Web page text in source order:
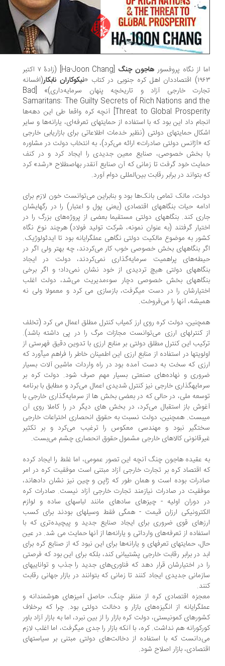
از نگاه پروفسورهاجون چنگ
[Ha-Joon Chang] (زادهٔ ۷ اکتبر
نیکوکاران نابکار(افسانه
تجارت خارجی آزاد و تاریخچه پنهان سرمایه‌داری)» [Bad
Samaritans: The Guilty Secrets of Rich Nations and
Threat to Global Prosperity] آنچه کره واقعا طی ‏این دهه‌ها
داد این بود که با استفاده از حمایت‏های تعرفه‏‌ای، یارانه‌ها و سایر
حمایت‏های دولتی (نظیر خدمات اطلاعاتی برای بازاریابی خارجی
«آژانس دولتی صادرات» ارائه‏ می‌کرد)، به انتخاب دولت در مشاوره
بخش خصوصی، صنایع معین‏ جدیدی را ایجاد کرد و در کنف
خود گرفت تا زمانی که آن صنایع آنقدر به‏اصطلاح «رشد» کرد
بتواند در برابر رقابت بین‌‏المللی دوام آورد.
مالک تمامی بانک‌ها بود و بنابراین می‌توانست خون لازم برای
حیات بنگاههای اقتصادی (یعنی پول و اعتبار) را در رگ‏هایشان
کند. بنگاههای دولتی مستقیما بعضی از پروژه‌های بزرگ را در
گرفتند (به ‏عنوان نمونه، شرکت تولید فولاد) هرچند نوع نگاه
به ‏موضوع مالکیت دولتی نگاهی عملگرایانه بود تا ایدئولوژیک.
بنگاههای ‏بخش خصوصی خوب کار می‌کردند، چه بهتر ولی اگر در
پراهمیت سرمایه‌گذاری نمی‌کردند، دولت در ایجاد
دولتی هیچ ‏تردیدی از خود نشان نمی‌داد؛ و اگر برخی
بخش خصوصی دچار سوءمدیریت می‌شد، دولت اغلب
را در دست می‏گرفت، بازسازی می کرد و معمولا ولی نه
آنها را می‌‏فروخت.
دولت کره روی ارز کمیاب کنترل مطلق اعمال می کرد (تخلف
کنترل‏های ارزی می‌توانست مجازات مرگ را در پی داشته باشد).
این ‏کنترل مطلق دولتی بر منابع ارزی با تدوین دقیق فهرستی از
در استفاده‏ از منابع ارزی این اطمینان خاطر را فراهم می‏آورد که
که سخت به دست ‏آمده بود در راه واردات ماشین آلات بسیار
و نهاده‌های صنعتی بسیار مهم صرف شود. دولت کره بر
خارجی نیز کنترل شدیدی اعمال‏ می‌کرد و مطابق با برنامه
ملی، در حالی که در بعضی بخش ها از سرمایه‏‌گذاری خارجی با
باز استقبال می‌کرد، در بخش های دیگر در را کاملا روی آن
همچنین، دولت نسبت به حقوق انحصاری اختراعات‏ خارجی
نبود و مهندسی معکوس را ترغیب می‌کرد و بر تکثیر
کالاهای خارجی مشمول حقوق انحصاری ‏چشم می‏‌بست.
عقیده هاجون چنگ آنچه این تصور عمومی، اما غلط را ایجاد کرده
اقتصاد کره بر تجارت‏ خارجی آزاد مبتنی است موفقیت کره در امر
بوده است و همان طور که ژاپن و چین نیز نشان داده‏اند،
در صادرات نیازمند تجارت خارجی ‏آزاد نیست. صادرات کره
دوران اولیه - چیزهای ساده‏ای مانند لباس‏های‏ ساده و لوازم
ارزان قیمت - همگی فقط وسیله‏ای بودند برای کسب
قوی ضروری برای ایجاد صنایع جدید و پیچیده‌تری که با
از تعرفه‌های وارداتی و یارانه‌ها از آنها حمایت می شد. در عین
حمایت‏های‏ تعرفه‏ای و یارانه‌ها برای این نبود که از صنایع کره برای
در برابر رقابت ‏خارجی پشتیبانی کند، بلکه برای این بود که فرصتی
در اختیارشان قرار دهد که فناوری‌های جدید را جذب و توانایی‏های
جدیدی ‏ایجاد کنند تا زمانی که بتوانند در بازار جهانی رقابت
اقتصادی کره از منظر چنگ، حاصل آمیزه‏ای هوشمندانه و
از انگیزه‌های بازار و دخالت دولتی بود. چرا که برخلاف
کمونیستی، دولت کره‏ بازار را از بین نبرد، اما به بازار آزاد باور
هم نداشت. کره، با آنکه بازار را جدی می‏گرفت، اما اغلب لازم
که با استفاده از دخالت‌های دولتی مبتنی بر سیاستهای
بازار اصلاح شود.